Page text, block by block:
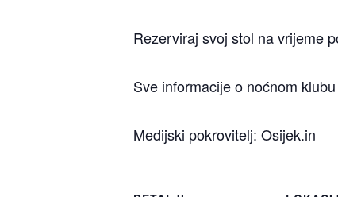
Rezerviraj svoj stol na vrijeme
Sve informacije o noćnom
Medijski pokrovitelj: Osijek.in